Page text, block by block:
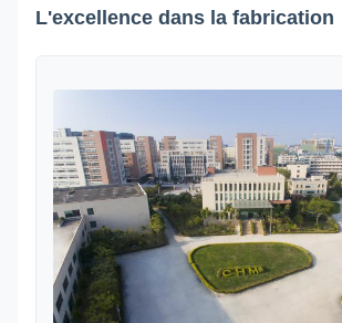
L'excellence dans la fabrication